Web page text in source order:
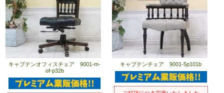
キャプテンオフィスチェア 9001-m-
of-p32b
キャプテンチェア 9001-5p101b